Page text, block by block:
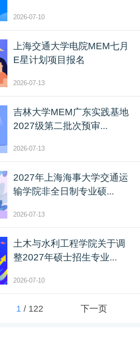
2026-07-10
上海交通大学电院MEM七月
E星计划项目报名
2026-07-13
吉林大学MEM广东实践基地
2027级第二批次预审...
2026-07-13
2027年上海海事大学交通运
输学院非全日制专业硕...
2026-07-13
土木与水利工程学院关于调
整2027年硕士招生专业...
2026-07-10
1 / 122 下一页